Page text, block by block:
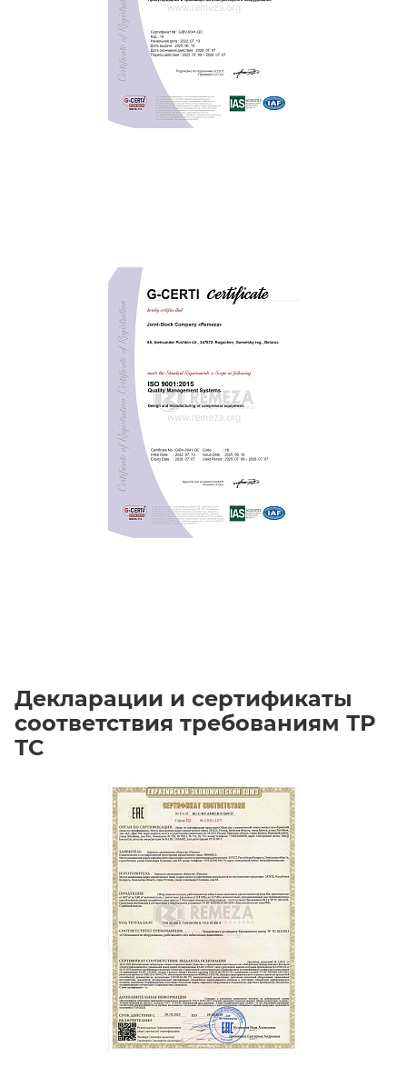
Декларации и сертификаты
соответствия требованиям ТР
ТС